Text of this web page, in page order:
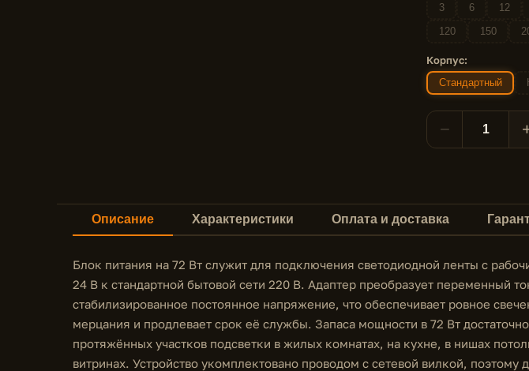
3 6 12
120
150
Корпус:
Стандартный
−
Описание Характеристики Оплата и доставка
Блок питания на 72 Вт служит для подключения светодиодной ленты с
24 В к стандартной бытовой сети 220 В. Адаптер преобразует переменный
стабилизированное постоянное напряжение, что обеспечивает ровное
мерцания и продлевает срок её службы. Запаса мощности в 72 Вт
протяжённых участков подсветки в жилых комнатах, на кухне, в нишах
витринах. Устройство укомплектовано проводом с сетевой вилкой, поэтому